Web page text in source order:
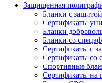
Защищенная
Бланки с
Сертификаты
Бланки
Бланки со
Сертификаты с
Сертификаты со
Спортивные
Cертификаты на